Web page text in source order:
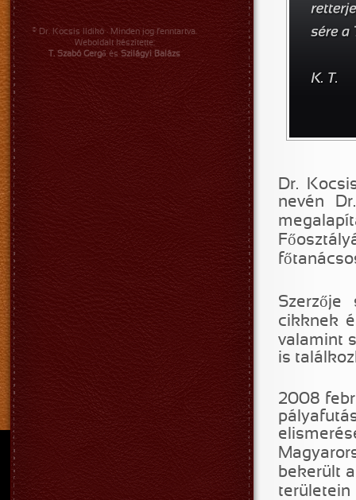
Dr.
nevén
cikknek
valamint
is
2008
bekerült
területein
© Dr. Kocsis Ildikó · Minden jog fenntartva.
Weboldalt készítette:
T. Szabó Gergő és Szilágyi Balázs